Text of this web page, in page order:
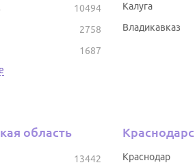
10494
2758
1687
Калуга
Владикавказ
область
13442 Краснодар